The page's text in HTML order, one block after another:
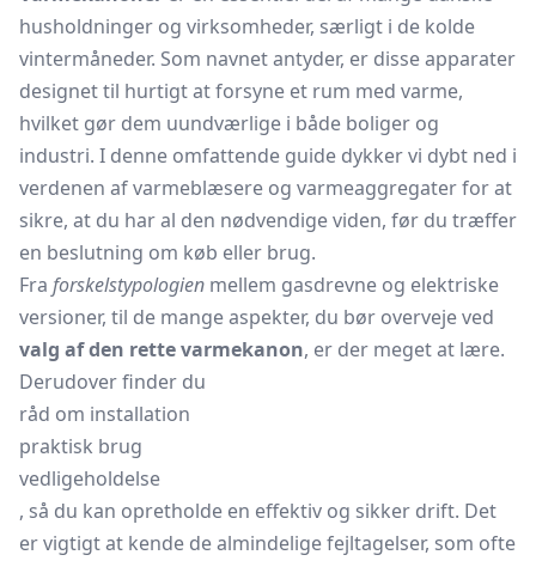
husholdninger og virksomheder, særligt i de kolde
vintermåneder. Som navnet antyder, er disse apparater
designet til hurtigt at forsyne et rum med varme,
hvilket gør dem uundværlige i både boliger og
industri. I denne omfattende guide dykker vi dybt ned i
verdenen afvarmeblæsere og varmeaggregater for at
sikre, at du har al den nødvendige viden, før du træffer
en beslutning om køb eller brug.
Fra forskelstypologien mellem gasdrevne og elektriske
versioner, til de mange aspekter, du bør overveje ved
valg af den rette varmekanon, er der meget at lære.
Derudover finder du
råd om installation
praktisk brug
vedligeholdelse
, så du kan opretholde en effektiv og sikker drift. Det
er vigtigt at kende de almindelige fejltagelser, som ofte